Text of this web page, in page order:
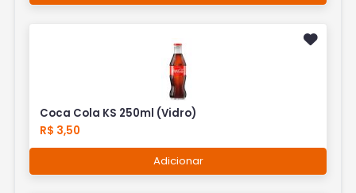
Coca Cola KS 250ml (Vidro)
R$ 3,50
Adicionar